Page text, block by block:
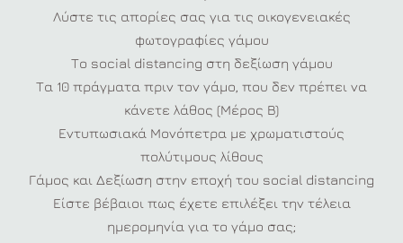
Λύστε τις απορίες σας για τις οικογενειακές
φωτογραφίες γάμου
Το social distancing στη δεξίωση γάμου
Τα 10 πράγματα πριν τον γάμο, που δεν πρέπει να
κάνετε λάθος (Μέρος Β)
Εντυπωσιακά Μονόπετρα με χρωματιστούς
πολύτιμους λίθους
Γάμος και Δεξίωση στην εποχή του social distancing
Είστε βέβαιοι πως έχετε επιλέξει την τέλεια
ημερομηνία για το γάμο σας;